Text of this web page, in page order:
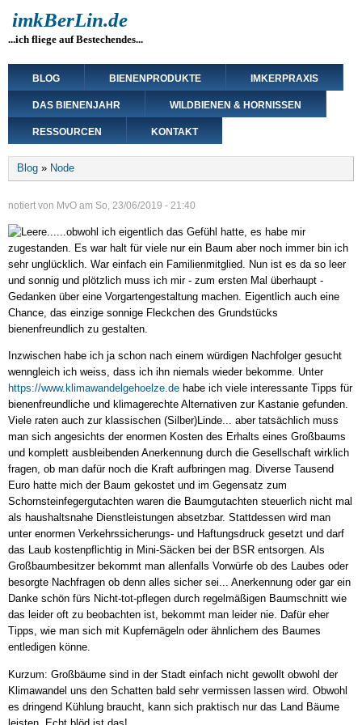
zum
Inhalt
imkBerLin.de
...ich fliege auf Bestechendes...
Main
navigation
BLOG BIENENPRODUKTE IMKERPRAXIS
DAS BIENENJAHR WILDBIENEN & HORNISSEN
RESSOURCEN KONTAKT
Breadcrumb
Blog Node
notiert von MvO am So, 23/06/2019 - 21:40
...obwohl ich eigentlich das Gefühl hatte, es habe mir
zugestanden. Es war halt für viele nur ein Baum aber noch immer bin ich
sehr unglücklich. War einfach ein Familienmitglied. Nun ist es da so leer
und sonnig und plötzlich muss ich mir - zum ersten Mal überhaupt -
Gedanken über eine Vorgartengestaltung machen. Eigentlich auch eine
Chance, das einzige sonnige Fleckchen des Grundstücks
bienenfreundlich zu gestalten.
Inzwischen habe ich ja schon nach einem würdigen Nachfolger gesucht
wenngleich ich weiss, dass ich ihn niemals wieder bekomme. Unter
https://www.klimawandelgehoelze.de habe ich viele interessante Tipps für
bienenfreundliche und klimagerechte Alternativen zur Kastanie gefunden.
Viele raten auch zur klassischen (Silber)Linde... aber tatsächlich muss
man sich angesichts der enormen Kosten des Erhalts eines Großbaums
und komplett ausbleibenden Anerkennung durch die Gesellschaft wirklich
fragen, ob man dafür noch die Kraft aufbringen mag. Diverse Tausend
Euro hatte mich der Baum gekostet und im Gegensatz zum
Schornsteinfegergutachten waren die Baumgutachten steuerlich nicht mal
als haushaltsnahe Dienstleistungen absetzbar. Stattdessen wird man
unter enormen Verkehrssicherungs- und Haftungsdruck gesetzt und darf
das Laub kostenpflichtig in Mini-Säcken bei der BSR entsorgen. Als
Großbaumbesitzer bekommt man allenfalls Vorwürfe ob des Laubes oder
besorgte Nachfragen ob denn alles sicher sei... Anerkennung oder gar ein
Danke schön fürs Nicht-tot-pflegen durch regelmäßigen Baumschnitt wie
das leider oft zu beobachten ist, bekommt man leider nie. Dafür eher
Tipps, wie man sich mit Kupfernägeln oder ähnlichem des Baumes
entledigen könne.
Kurzum: Großbäume sind in der Stadt einfach nicht gewollt obwohl der
Klimawandel uns den Schatten bald sehr vermissen lassen wird. Obwohl
es dringend Kühlung braucht, kann sich praktisch nur das Land Bäume